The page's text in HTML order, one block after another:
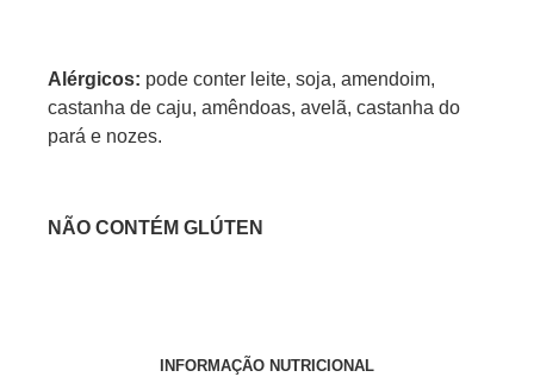
Alérgicos: pode conter leite, soja, amendoim,
castanha de caju, amêndoas, avelã, castanha do
pará e nozes.
NÃO CONTÉM GLÚTEN
INFORMAÇÃO NUTRICIONAL